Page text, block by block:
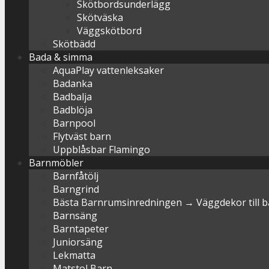
Skötbordsunderlägg
Skötväska
Väggskötbord
Skötbädd
Bada & simma
AquaPlay vattenleksaker
Badanka
Badbalja
Badblöja
Barnpool
Flytväst barn
Uppblåsbar Flamingo
Barnmöbler
Barnfåtölj
Barngrind
Bästa Barnrumsinredningen → Väggdekor till
Barnsäng
Barntapeter
Juniorsäng
Lekmatta